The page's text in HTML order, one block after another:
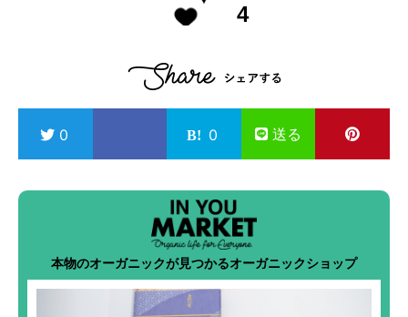
4
0 0 送る
本物のオーガニックが見つかるオーガニックショップ